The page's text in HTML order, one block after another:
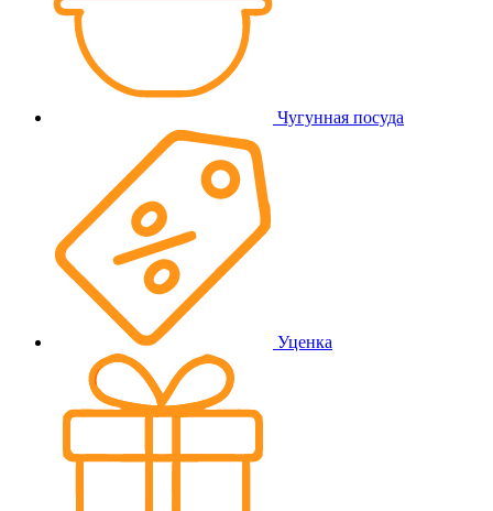
Чугунная посуда
Уценка